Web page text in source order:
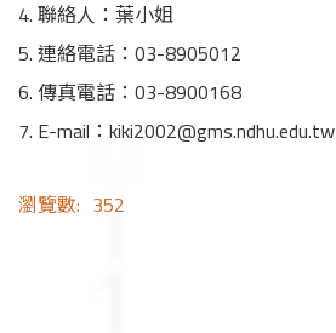
4. 聯絡人：葉小姐
5. 連絡電話：03-8905012
6. 傳真電話：03-8900168
7. E-mail：kiki2002@gms.ndhu.edu.tw
瀏覽數: 352